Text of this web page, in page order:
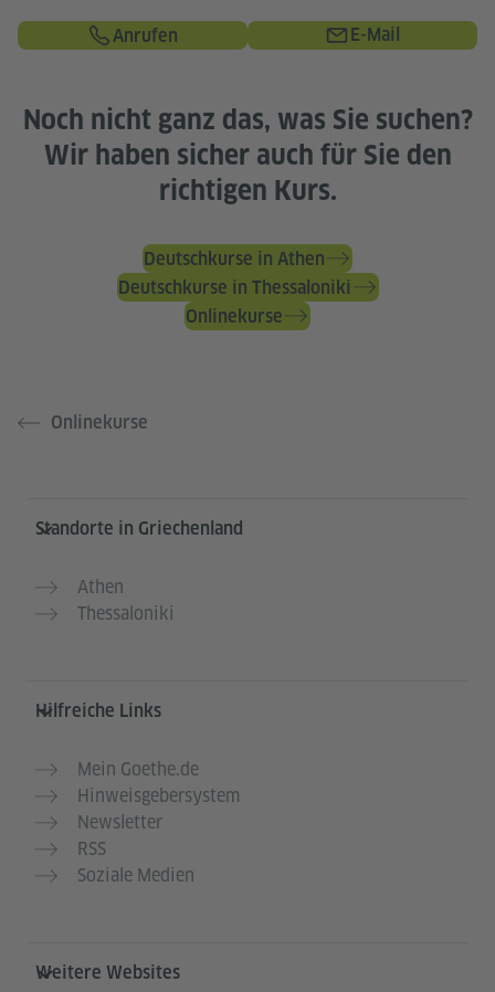
Anrufen E-Mail
Noch nicht ganz das, was Sie suchen?
Wir haben sicher auch für Sie den
richtigen Kurs.
Deutschkurse in Athen
Deutschkurse in Thessaloniki
Onlinekurse
Onlinekurse
Service- und Informationsbereich
Standorte in Griechenland
Athen
Thessaloniki
Hilfreiche Links
Mein Goethe.de
Hinweisgebersystem
Newsletter
RSS
Soziale Medien
Weitere Websites